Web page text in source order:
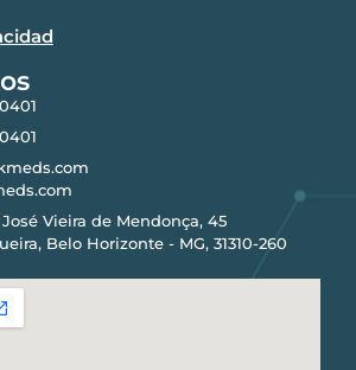
Vieira de Mendonça, 45
Belo Horizonte - MG, 31310-260